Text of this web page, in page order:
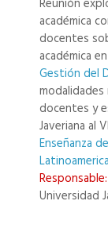
Reunión
académica
docentes
académica
Gestión del
docentes y
Javeriana al VI
Enseñanza
Responsable:
Universidad